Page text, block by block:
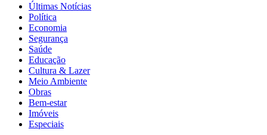
Últimas Notícias
Política
Economia
Segurança
Saúde
Educação
Cultura & Lazer
Meio Ambiente
Obras
Bem-estar
Imóveis
Especiais